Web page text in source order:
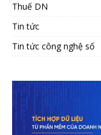
Thuế DN
Tin tức
Tin tức công nghệ số